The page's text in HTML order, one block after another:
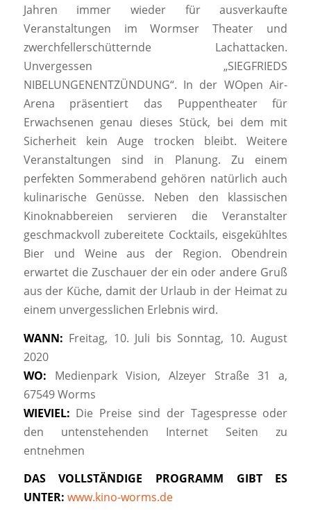
Jahren immer wieder für ausverkaufte
Veranstaltungen im Wormser Theater und
zwerchfellerschütternde Lachattacken.
Unvergessen „SIEGFRIEDS
NIBELUNGENENTZÜNDUNG“. In der WOpen Air-
Arena präsentiert das Puppentheater für
Erwachsenen genau dieses Stück, bei dem mit
Sicherheit kein Auge trocken bleibt. Weitere
Veranstaltungen sind in Planung. Zu einem
perfekten Sommerabend gehören natürlich auch
kulinarische Genüsse. Neben den klassischen
Kinoknabbereien servieren die Veranstalter
geschmackvoll zubereitete Cocktails, eisgekühltes
Bier und Weine aus der Region. Obendrein
erwartet die Zuschauer der ein oder andere Gruß
aus der Küche, damit der Urlaub in der Heimat zu
einem unvergesslichen Erlebnis wird.
WANN: Freitag, 10. Juli bis Sonntag, 10. August
2020
WO: Medienpark Vision, Alzeyer Straße 31 a,
67549 Worms
WIEVIEL: Die Preise sind der Tagespresse oder
den untenstehenden Internet Seiten zu
entnehmen
DAS VOLLSTÄNDIGE PROGRAMM GIBT ES
UNTER: www.kino-worms.de